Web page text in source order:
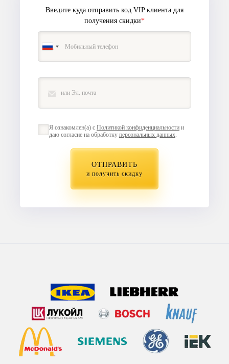
Введите куда отправить код VIP клиента для
получения скидки*
Я ознакомлен(а) с Политикой конфиденциальности и
даю согласие на обработку персональных данных
ОТПРАВИТЬ
и получить скидку